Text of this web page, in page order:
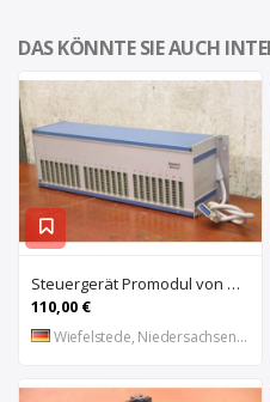
DAS KÖNNTE SIE AUCH
Steuergerät Promodul von Schleicher Ilsemann – KEG 24-30 KCD 1
110,00 €
Wiefelstede, Niedersachsen, DE